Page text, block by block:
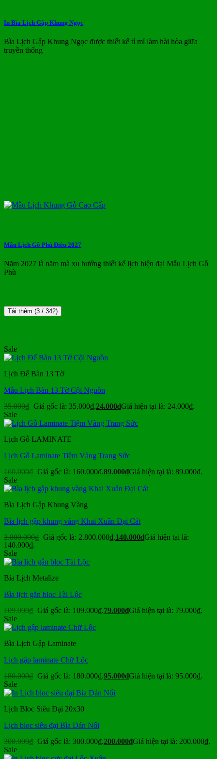
In Bìa Lịch Gập Khung Ngọc
Bìa Lịch Gập Khung Ngọc được thiết kế tỉ mỉ làm hài hòa giữa
truyền thống
Mẫu Lịch Gỗ Phù Điêu 2027
Năm 2027 là năm mà xu hướng thiết kế lịch hiện đại Mẫu Lịch Gỗ
Phù
Tải thêm (3 / 342)
Sale
Lịch Để Bàn 13 Tờ
Mẫu Lịch Bàn 13 Tờ Cội Nguồn
35.000₫ Giá gốc là: 35.000₫.24.000₫Giá hiện tại là: 24.000₫.
Sale
Lịch Gỗ LAMINATE
Lịch Gỗ Laminate Tiệm Vàng Trang Sức
160.000₫ Giá gốc là: 160.000₫.89.000₫Giá hiện tại là: 89.000₫.
Sale
Bìa Lịch Gập Khung Vàng
Bìa lịch gập khung vàng Khai Xuân Đại Cát
2.800.000₫ Giá gốc là: 2.800.000₫.140.000₫Giá hiện tại là:
140.000₫.
Sale
Bìa Lịch Metalize
Bìa lịch gắn bloc Tài Lộc
109.000₫ Giá gốc là: 109.000₫.79.000₫Giá hiện tại là: 79.000₫.
Sale
Bìa Lịch Gập Laminate
Lịch gập laminate Chữ Lộc
180.000₫ Giá gốc là: 180.000₫.95.000₫Giá hiện tại là: 95.000₫.
Sale
Lịch Bloc Siêu Đại 20x30
Lịch bloc siêu đại Bìa Dán Nổi
300.000₫ Giá gốc là: 300.000₫.200.000₫Giá hiện tại là: 200.000₫.
Sale